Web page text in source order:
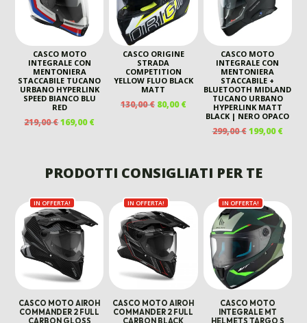
CASCO MOTO
INTEGRALE CON
MENTONIERA
STACCABILE TUCANO
URBANO HYPERLINK
SPEED BIANCO BLU
RED
219,00€IL
219,00 €.
169,00€IL
169,00 €.
CASCO ORIGINE
STRADA
COMPETITION
YELLOW FLUO BLACK
MATT
130,00€ IL
80,00€IL
PREZZO
ATTUALE
CASCO MOTO
INTEGRALE CON
MENTONIERA
STACCABILE +
BLUETOOTH MIDLAND
TUCANO URBANO
HYPERLINK MATT
BLACK | NERO OPACO
299,00€ IL
ERA:
299,00 €.
199,00€IL
PRODOTTI CONSIGLIATI PER TE
IN OFFERTA!
CASCO MOTO AIROH
COMMANDER 2 FULL
IN OFFERTA!
CASCO MOTO AIROH
COMMANDER 2 FULL
IN OFFERTA!
CASCO MOTO
INTEGRALE MT